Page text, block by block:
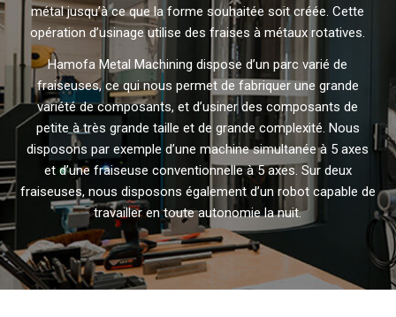
métal jusqu’à ce que la forme souhaitée soit créée. Cette
opération d’usinage utilise des fraises à métaux rotatives.
Hamofa Metal Machining dispose d’un parc varié de
fraiseuses, ce qui nous permet de fabriquer une grande
variété de composants, et d’usiner des composants de
petite à très grande taille et de grande complexité. Nous
disposons par exemple d’une machine simultanée à 5 axes
et d’une fraiseuse conventionnelle à 5 axes. Sur deux
fraiseuses, nous disposons également d’un robot capable de
travailler en toute autonomie la nuit.